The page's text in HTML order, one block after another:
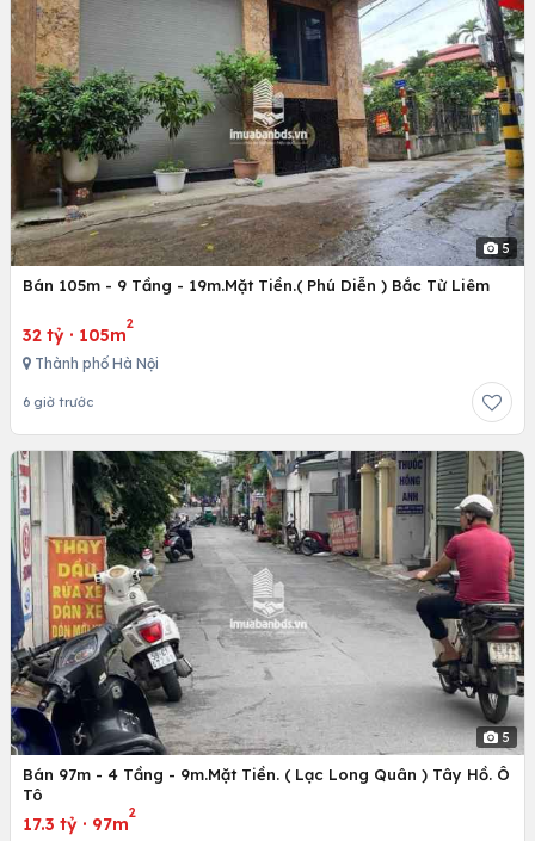
5
Bán 105m - 9 Tầng - 19m.Mặt Tiền.( Phú Diễn ) Bắc Từ Liêm
32 tỷ · 105m
2
Thành phố Hà Nội
6 giờ trước
5
Bán 97m - 4 Tầng - 9m.Mặt Tiền. ( Lạc Long Quân ) Tây Hồ. Ô
Tô
17.3 tỷ · 97m
2